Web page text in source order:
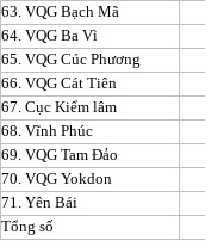
63. VQG Bạch Mã
64. VQG Ba Vì
65. VQG Cúc Phương
66. VQG Cát Tiên
67. Cục Kiểm lâm
68. Vĩnh Phúc
69. VQG Tam Đảo
70. VQG Yokdon
71. Yên Bái
Tổng số